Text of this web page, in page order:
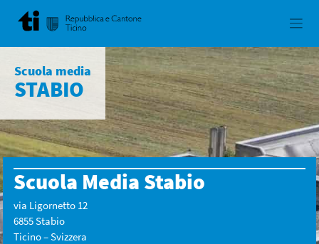
Scuola media
STABIO
Scuola Media Stabio
via Ligornetto 12
6855 Stabio
Ticino – Svizzera